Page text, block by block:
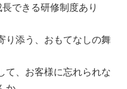
できる研修制度あり
り添う、おもてなしの舞
て、お客様に忘れられな